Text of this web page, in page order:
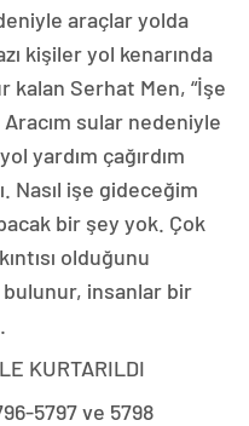
araçlar yolda
kişiler yol kenarında
kalan Serhat Men, “İşe
sular nedeniyle
yardım çağırdım
Nasıl işe gideceğim
bir şey yok. Çok
olduğunu
insanlar bir
KURTARILDI
5797 ve 5798